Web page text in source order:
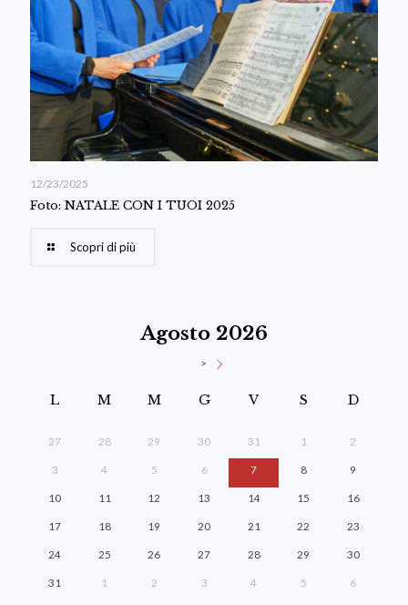
12/23/2025
Foto: NATALE CON I TUOI 2025
Scopri di più
Agosto 2026
>
L M M G V S D
27 28 29 30 31 1 2
3 4 5 6 7 8 9
10 11 12 13 14 15 16
17 18 19 20 21 22 23
24 25 26 27 28 29 30
31 1 2 3 4 5 6